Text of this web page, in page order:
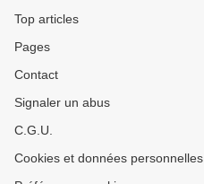
Top articles
Pages
Contact
Signaler un abus
C.G.U.
Cookies et données personnelles